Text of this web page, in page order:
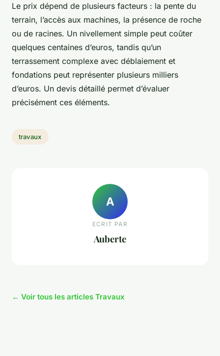
Le prix dépend de plusieurs facteurs : la pente du
terrain, l’accès aux machines, la présence de roche
ou de racines. Un nivellement simple peut coûter
quelques centaines d’euros, tandis qu’un
terrassement complexe avec déblaiement et
fondations peut représenter plusieurs milliers
d’euros. Un devis détaillé permet d’évaluer
précisément ces éléments.
travaux
A
ECRIT PAR
Auberte
← Voir tous les articles Travaux